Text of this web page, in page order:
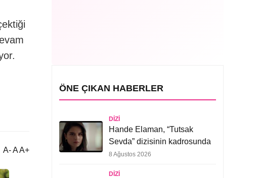
A- A A+
ÖNE ÇIKAN HABERLER
DIZI
Hande Elaman, “Tutsak
Sevda” dizisinin kadrosunda
8 Ağustos 2026
DIZI